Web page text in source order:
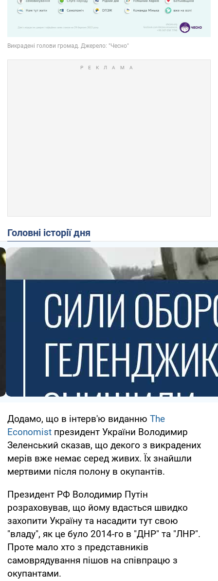
Головні історії дня
Додамо, що в інтерв'ю виданню The
Economist президент України Володимир
Зеленський сказав, що декого з викрадених
мерів вже немає серед живих. Їх знайшли
мертвими після полону в окупантів.
Президент РФ Володимир Путін
розраховував, що йому вдасться швидко
захопити Україну та насадити тут свою
"владу", як це було 2014-го в "ДНР" та "ЛНР".
Проте мало хто з представників
самоврядування пішов на співпрацю з
окупантами.